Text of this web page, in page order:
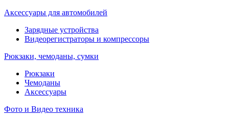
Аксессуары для автомобилей
Зарядные устройства
Видеорегистраторы и компрессоры
Рюкзаки, чемоданы, сумки
Рюкзаки
Чемоданы
Аксессуары
Фото и Видео техника